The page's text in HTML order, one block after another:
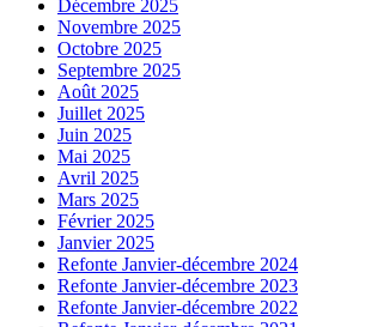
Décembre 2025
Novembre 2025
Octobre 2025
Septembre 2025
Août 2025
Juillet 2025
Juin 2025
Mai 2025
Avril 2025
Mars 2025
Février 2025
Janvier 2025
Refonte Janvier-décembre 2024
Refonte Janvier-décembre 2023
Refonte Janvier-décembre 2022